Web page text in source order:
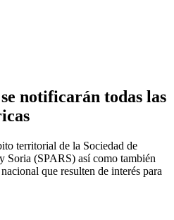
notificarán todas las
territorial de la Sociedad de
Soria (SPARS) así como también
que resulten de interés para